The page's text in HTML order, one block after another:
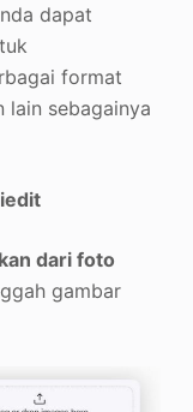
dapat
format
lain sebagainya
dari foto
gambar